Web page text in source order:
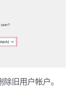
旧用户帐户。